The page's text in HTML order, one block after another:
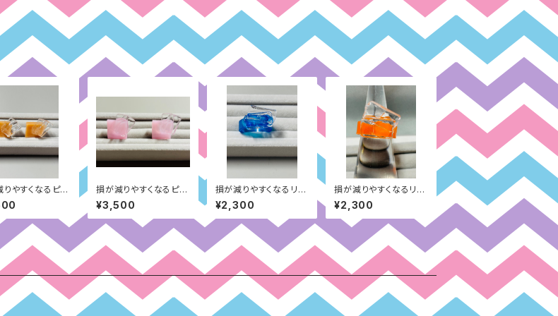
やすくなるピア
目のコンプレッ
ージュ）
損が減りやすくなるピア
ス：自分の負けず嫌い面
（ピンク）
¥3,500
損が減りやすくなるリン
グリング：自分の親切・
献身（青）
¥2,300
損が減りやすくなるリン
グ：過去の過去の経験
面（オレンジ）
¥2,300